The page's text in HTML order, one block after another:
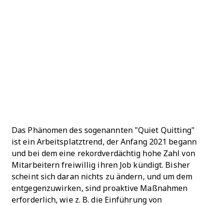
Das Phänomen des sogenannten "Quiet Quitting"
ist ein Arbeitsplatztrend, der Anfang 2021 begann
und bei dem eine rekordverdächtig hohe Zahl von
Mitarbeitern freiwillig ihren Job kündigt. Bisher
scheint sich daran nichts zu ändern, und um dem
entgegenzuwirken, sind proaktive Maßnahmen
erforderlich, wie z. B. die Einführung von